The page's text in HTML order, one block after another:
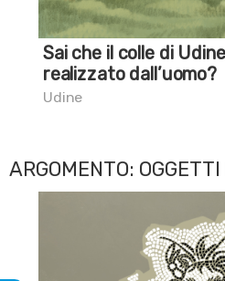
Sai che il colle di
realizzato dall’uomo?
Udine
ARGOMENTO: